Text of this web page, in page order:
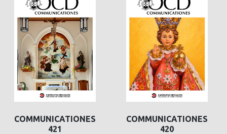
COMMUNICATIONES
420
COMMUNICATIONES
419